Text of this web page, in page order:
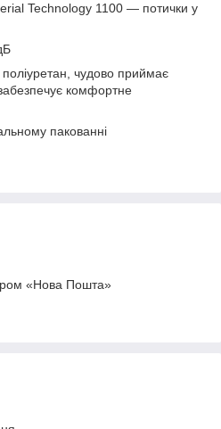
Technology 1100 — потички у
чудово приймає
комфортне
пакованні
«Нова Пошта»